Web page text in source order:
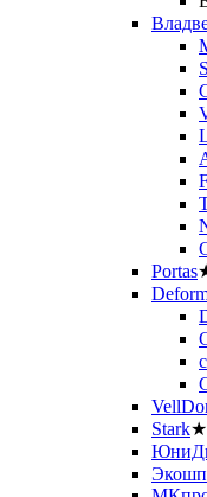
Portas
Stark